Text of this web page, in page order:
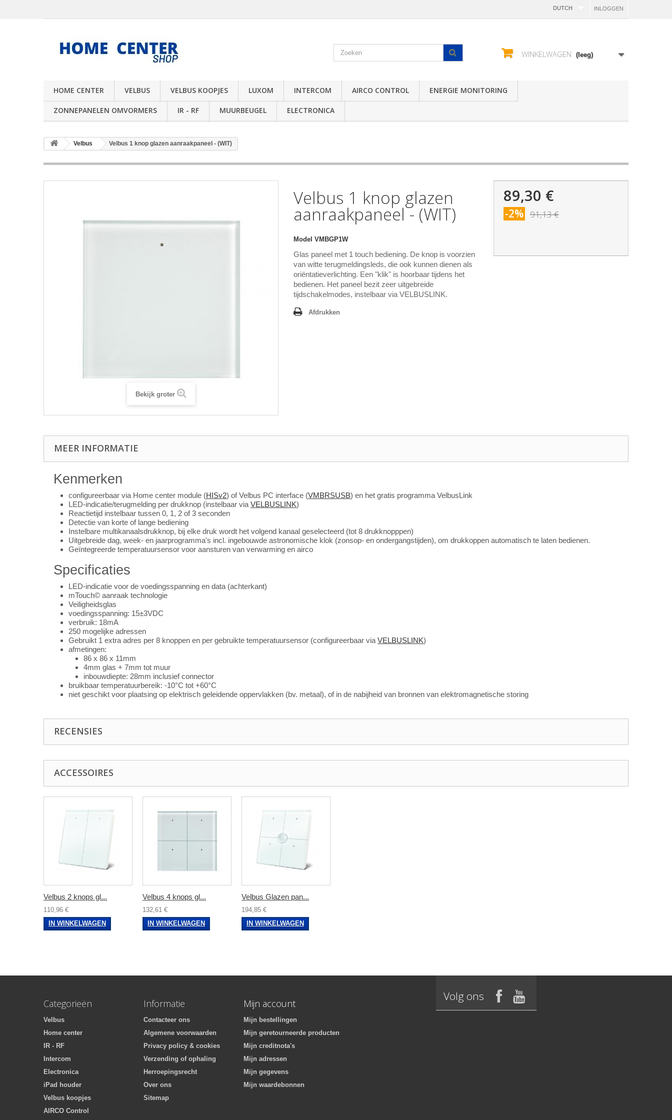
INLOGGEN
DUTCH
WINKELWAGEN (leeg)
HOME CENTER VELBUS VELBUS KOOPJES LUXOM INTERCOM AIRCO CONTROL ENERGIE MONITORING
ZONNEPANELEN OMVORMERS IR - RF MUURBEUGEL ELECTRONICA
Velbus Velbus 1 knop glazen aanraakpaneel - (WIT)
Bekijk groter
Velbus 1 knop glazen
aanraakpaneel - (WIT)
Model VMBGP1W
Glas paneel met 1 touch bediening. De knop is voorzien
van witte terugmeldingsleds, die ook kunnen dienen als
oriëntatieverlichting. Een "klik" is hoorbaar tijdens het
bedienen. Het paneel bezit zeer uitgebreide
tijdschakelmodes, instelbaar via VELBUSLINK.
Afdrukken
89,30 €
-2% 91,13 €
MEER INFORMATIE
Kenmerken
configureerbaar via Home center module (HISv2) of Velbus PC interface (VMBRSUSB) en het gratis programma VelbusLink
LED-indicatie/terugmelding per drukknop (instelbaar via VELBUSLINK)
Reactietijd instelbaar tussen 0, 1, 2 of 3 seconden
Detectie van korte of lange bediening
Instelbare multikanaalsdrukknop, bij elke druk wordt het volgend kanaal geselecteerd (tot 8 drukknopppen)
Uitgebreide dag, week- en jaarprogramma's incl. ingebouwde astronomische klok (zonsop- en ondergangstijden), om drukkoppen automatisch te laten bedienen.
Geïntegreerde temperatuursensor voor aansturen van verwarming en airco
Specificaties
LED-indicatie voor de voedingsspanning en data (achterkant)
mTouch© aanraak technologie
Veiligheidsglas
voedingsspanning: 15±3VDC
verbruik: 18mA
250 mogelijke adressen
Gebruikt 1 extra adres per 8 knoppen en per gebruikte temperatuursensor (configureerbaar via VELBUSLINK)
afmetingen:
86 x 86 x 11mm
4mm glas + 7mm tot muur
inbouwdiepte: 28mm inclusief connector
bruikbaar temperatuurbereik: -10°C tot +60°C
niet geschikt voor plaatsing op elektrisch geleidende oppervlakken (bv. metaal), of in de nabijheid van bronnen van elektromagnetische storing
RECENSIES
ACCESSOIRES
Velbus 2 knops gl...
110,96 €
IN WINKELWAGEN
Velbus 4 knops gl...
132,61 €
IN WINKELWAGEN
Velbus Glazen pan...
194,85 €
IN WINKELWAGEN
Categorieën
Velbus
Home center
IR - RF
Intercom
Electronica
iPad houder
Velbus koopjes
AIRCO Control
Informatie
Contacteer ons
Algemene voorwaarden
Privacy policy & cookies
Verzending of ophaling
Herroepingsrecht
Over ons
Sitemap
Mijn account
Mijn bestellingen
Mijn geretourneerde producten
Mijn creditnota's
Mijn adressen
Mijn gegevens
Mijn waardebonnen
Volg ons